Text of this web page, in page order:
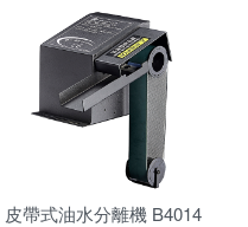
皮帶式油水分離機 B4014